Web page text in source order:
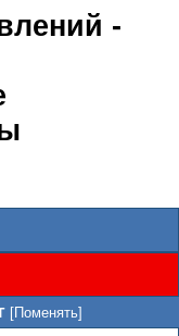
-
[Поменять]